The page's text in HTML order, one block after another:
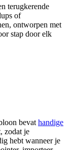
terugkerende
of
ontworpen met
stap door elk
bevat handige
zodat je
hebt wanneer je